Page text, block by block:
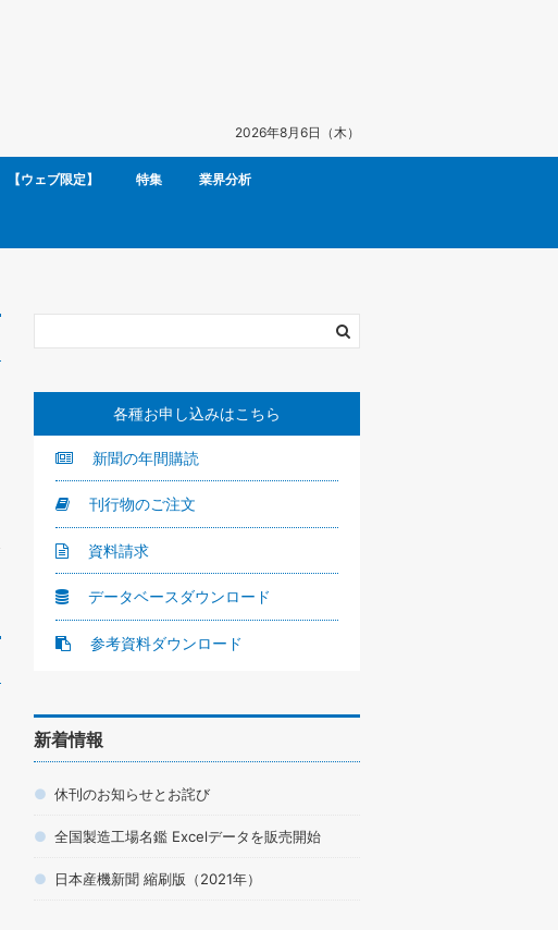
2026年8月6日（木）
【ウェブ限定】 特集 業界分析
各種お申し込みはこちら
新聞の年間購読
刊行物のご注文
資料請求
データベースダウンロード
参考資料ダウンロード
新着情報
休刊のお知らせとお詫び
全国製造工場名鑑 Excelデータを販売開始
日本産機新聞 縮刷版（2021年）